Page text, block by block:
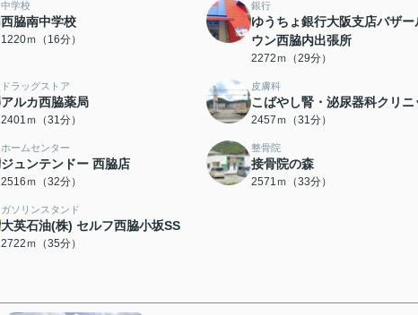
中学校
西脇南中学校
1220ｍ（16分）
銀行
ゆうちょ銀行大阪支店バザー
ウン西脇内出張所
2272ｍ（29分）
ドラッグストア
アルカ西脇薬局
2401ｍ（31分）
皮膚科
こばやし腎・泌尿器科クリニ
2457ｍ（31分）
ホームセンター
ジュンテンドー 西脇店
2516ｍ（32分）
整骨院
接骨院の森
2571ｍ（33分）
ガソリンスタンド
大英石油(株) セルフ西脇小坂SS
2722ｍ（35分）